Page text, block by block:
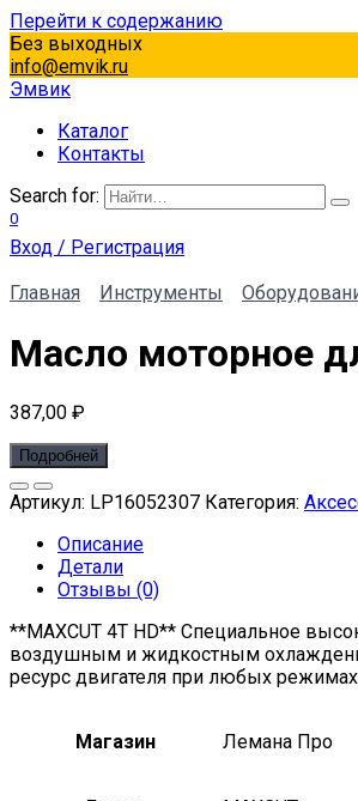
Перейти к содержанию
Без выходных
info@emvik.ru
Эмвик
Каталог
Контакты
Search for:
0
Вход / Регистрация
Главная
Инструменты
Масло моторное
387,00 ₽
Подробней
Артикул: LP16052307 Категория:
Описание
Детали
Отзывы (0)
**MAXCUT 4T HD** Специальное
воздушным и жидкостным
ресурс двигателя при любых
Магазин Лемана Про